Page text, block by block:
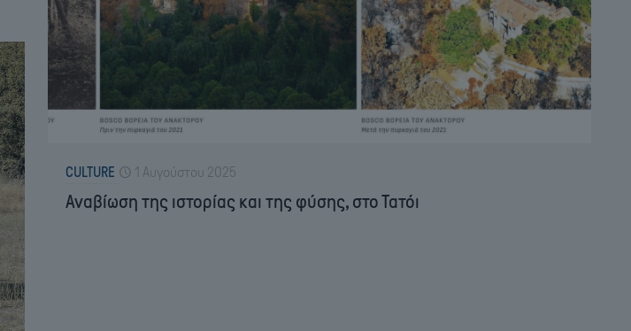
CULTURE 1 Αυγούστου 2025
Αναβίωση της ιστορίας και της φύσης, στο Τατόι